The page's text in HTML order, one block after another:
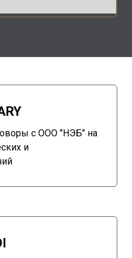
с ООО "НЭБ" на
и